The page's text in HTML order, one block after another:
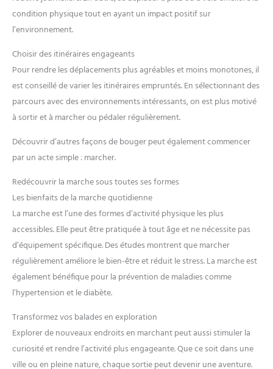
condition physique tout en ayant un impact positif sur
l’environnement.
Choisir des itinéraires engageants
Pour rendre les déplacements plus agréables et moins monotones, il
est conseillé de varier les itinéraires empruntés. En sélectionnant des
parcours avec des environnements intéressants, on est plus motivé
à sortir et à marcher ou pédaler régulièrement.
Découvrir d’autres façons de bouger peut également commencer
par un acte simple : marcher.
Redécouvrir la marche sous toutes ses formes
Les bienfaits de la marche quotidienne
La marche est l’une des formes d’activité physique les plus
accessibles. Elle peut être pratiquée à tout âge et ne nécessite pas
d’équipement spécifique. Des études montrent que marcher
régulièrement améliore le bien-être et réduit le stress. La marche est
également bénéfique pour la prévention de maladies comme
l’hypertension et le diabète.
Transformez vos balades en exploration
Explorer de nouveaux endroits en marchant peut aussi stimuler la
curiosité et rendre l’activité plus engageante. Que ce soit dans une
ville ou en pleine nature, chaque sortie peut devenir une aventure.